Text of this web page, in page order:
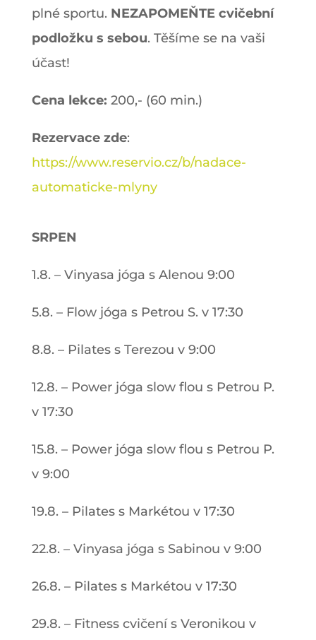
plné sportu. NEZAPOMEŇTE cvičební
podložku s sebou. Těšíme se na vaši
účast!
Cena lekce: 200,- (60 min.)
Rezervace zde:
https://www.reservio.cz/b/nadace-
automaticke-mlyny
SRPEN
1.8. – Vinyasa jóga s Alenou 9:00
5.8. – Flow jóga s Petrou S. v 17:30
8.8. – Pilates s Terezou v 9:00
12.8. – Power jóga slow flou s Petrou P.
v 17:30
15.8. – Power jóga slow flou s Petrou P.
v 9:00
19.8. – Pilates s Markétou v 17:30
22.8. – Vinyasa jóga s Sabinou v 9:00
26.8. – Pilates s Markétou v 17:30
29.8. – Fitness cvičení s Veronikou v